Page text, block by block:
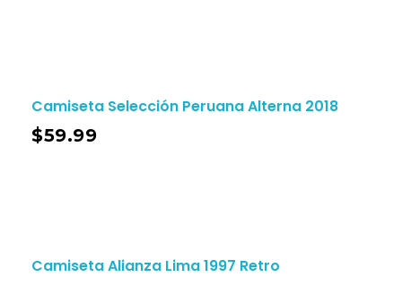
Camiseta Selección Peruana Alterna 2018
$59.99
Camiseta Alianza Lima 1997 Retro